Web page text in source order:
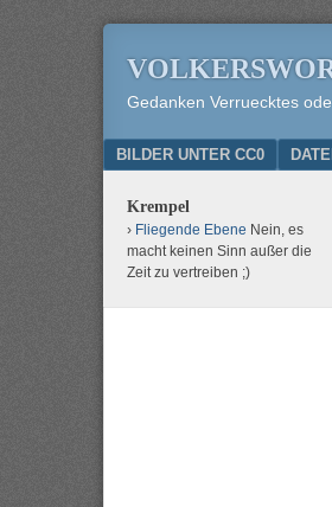
Gedanken Verruecktes
Menu
SKIP TO CONTENT
BILDER UNTER CC0
Krempel
Fliegende Ebene Nein, es
macht keinen Sinn außer die
Zeit zu vertreiben ;)